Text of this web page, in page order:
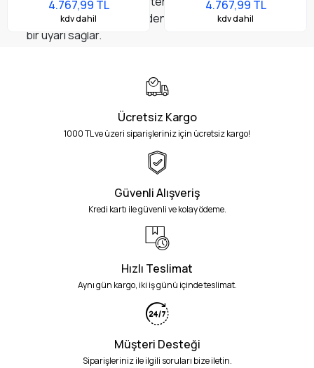
bir donma olayını takip eden 30 dakika içinde görsel
bir uyarı sağlar.
4.767,99 TL
kdv dahil
4.767,99 TL
kdv dahil
Ücretsiz Kargo
1000 TL ve üzeri siparişleriniz için ücretsiz kargo!
Güvenli Alışveriş
Kredi kartı ile güvenli ve kolay ödeme.
Hızlı Teslimat
Aynı gün kargo, iki iş günü içinde teslimat.
Müşteri Desteği
Siparişleriniz ile ilgili soruları bize iletin.